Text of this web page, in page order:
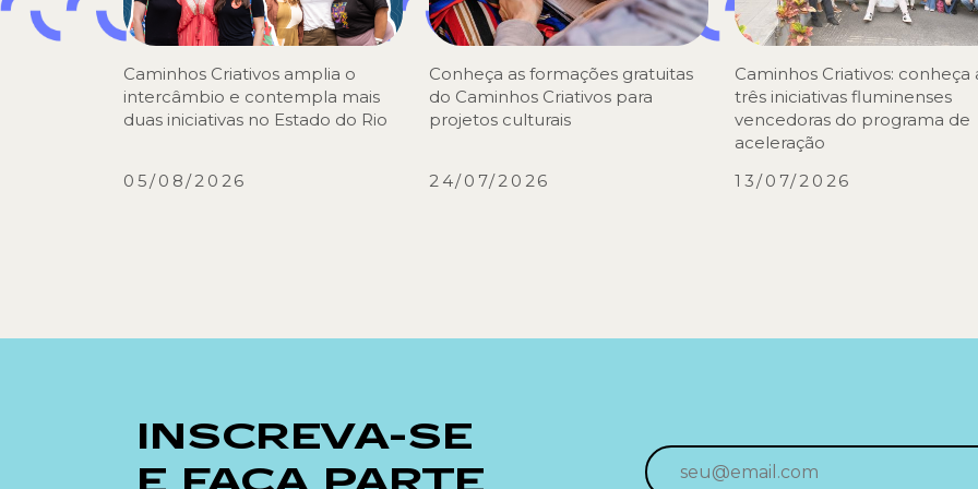
Caminhos Criativos amplia o
intercâmbio e contempla mais
duas iniciativas no Estado do Rio
05/08/2026
Conheça as formações gratuitas
do Caminhos Criativos para
projetos culturais
24/07/2026
Caminhos Criativos: conheça
três iniciativas fluminenses
vencedoras do programa de
aceleração
13/07/2026
INSCREVA-SE